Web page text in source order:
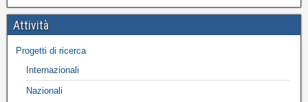
Attività
Progetti di ricerca
Internazionali
Nazionali